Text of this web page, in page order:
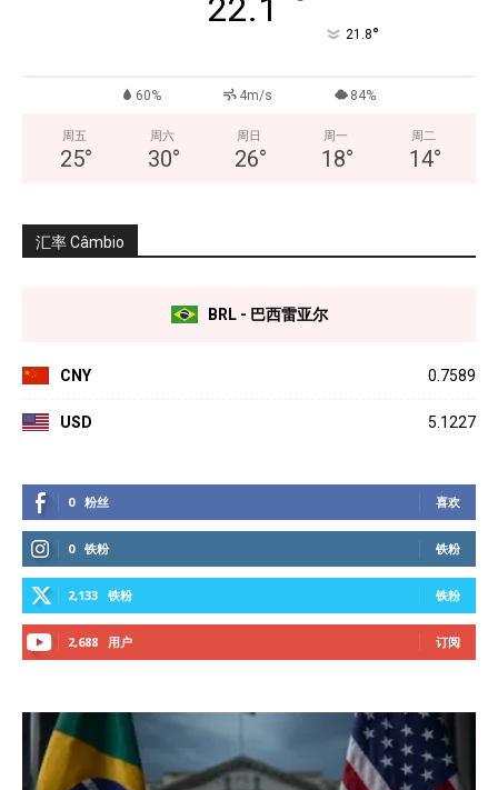
22.1
21.8°
60% 4m/s 84%
周五
25°
周六
30°
周日
26°
周一
18°
周二
14°
汇率 Câmbio
BRL - 巴西雷亚尔
CNY 0.7589
USD 5.1227
0 粉丝 喜欢
0 铁粉 铁粉
2,133 铁粉 铁粉
2,688 用户 订阅